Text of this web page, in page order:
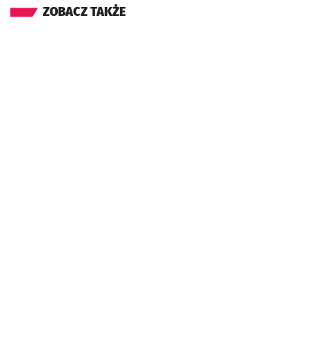
ZOBACZ TAKŻE